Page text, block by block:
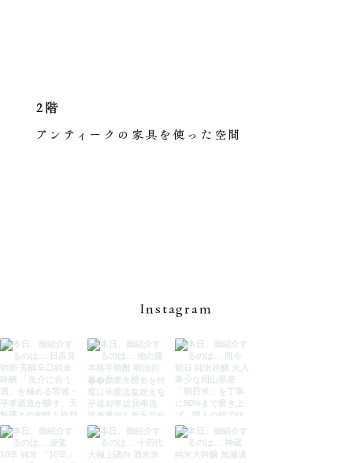
2階
アンティークの家具を使った空間
Instagram